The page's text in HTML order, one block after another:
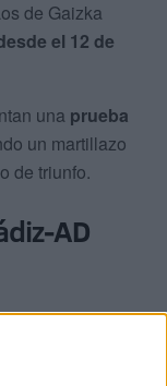
de Gaizka
el 12 de
una prueba
un martillazo
de triunfo.
AD
Hypermotion
a las 16:15